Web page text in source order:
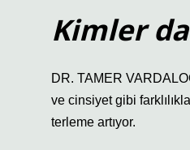
Kimler
DR. TAMER
ve cinsiyet gibi
terleme artıyor.